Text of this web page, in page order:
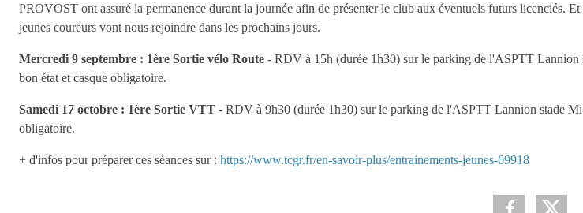
PROVOST ont assuré la permanence durant la journée afin de présenter le club aux éventuels futurs licenciés.
jeunes coureurs vont nous rejoindre dans les prochains jours.
Mercredi 9 septembre : 1ère Sortie vélo Route - RDV à 15h (durée 1h30) sur le parking de l'ASPTT Lannion
bon état et casque obligatoire.
Samedi 17 octobre : 1ère Sortie VTT - RDV à 9h30 (durée 1h30) sur le parking de l'ASPTT Lannion stade
obligatoire.
+ d'infos pour préparer ces séances sur : https://www.tcgr.fr/en-savoir-plus/entrainements-jeunes-69918